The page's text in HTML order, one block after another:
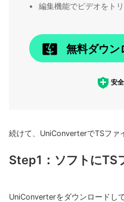
編集機能でビデオをト
無料ダウン
安
続けて、UniConverterでTSファ
Step1：ソフトにTS
UniConverterをダウンロードし